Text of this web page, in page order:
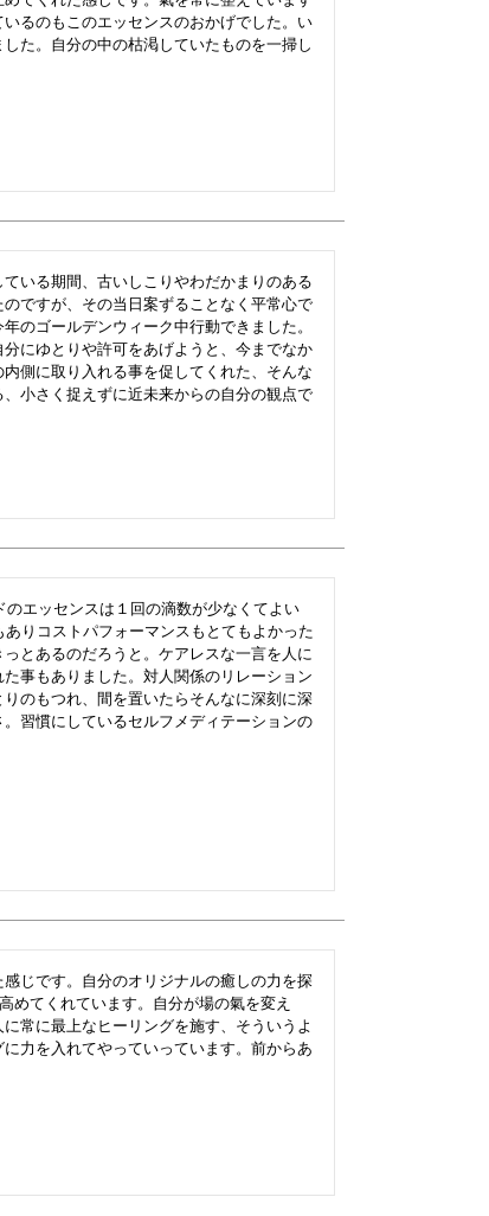
るのもこのエッセンスのおかげでした。い
た。自分の中の枯渇していたものを一掃し
いる期間、古いしこりやわだかまりのある
ですが、その当日案ずることなく平常心で
のゴールデンウィーク中行動できました。
にゆとりや許可をあげようと、今までなか
側に取り入れる事を促してくれた、そんな
小さく捉えずに近未来からの自分の観点で
エッセンスは１回の滴数が少なくてよい
りコストパフォーマンスもとてもよかった
とあるのだろうと。ケアレスな一言を人に
事もありました。対人関係のリレーション
のもつれ、間を置いたらそんなに深刻に深
習慣にしているセルフメディテーションの
じです。自分のオリジナルの癒しの力を探
めてくれています。自分が場の氣を変え
常に最上なヒーリングを施す、そういうよ
力を入れてやっていっています。前からあ